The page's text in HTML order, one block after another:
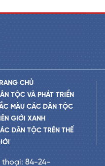
CHỦ
TỘC VÀ PHÁT TRIỂN
MÀU CÁC DÂN TỘC
GIỚI XANH
DÂN TỘC TRÊN THẾ
thoại: 84-24-